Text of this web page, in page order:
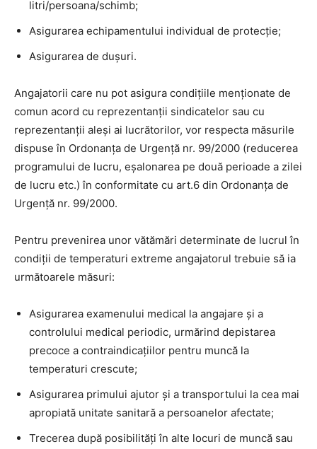
litri/persoana/schimb;
Asigurarea echipamentului individual de protecţie;
Asigurarea de duşuri.
Angajatorii care nu pot asigura condiţiile menţionate de
comun acord cu reprezentanţii sindicatelor sau cu
reprezentanţii aleşi ai lucrătorilor, vor respecta măsurile
dispuse în Ordonanţa de Urgenţă nr. 99/2000 (reducerea
programului de lucru, eşalonarea pe două perioade a zilei
de lucru etc.) în conformitate cu art.6 din Ordonanţa de
Urgenţă nr. 99/2000.
Pentru prevenirea unor vătămări determinate de lucrul în
condiţii de temperaturi extreme angajatorul trebuie să ia
următoarele măsuri:
Asigurarea examenului medical la angajare şi a
controlului medical periodic, urmărind depistarea
precoce a contraindicaţiilor pentru muncă la
temperaturi crescute;
Asigurarea primului ajutor şi a transportului la cea mai
apropiată unitate sanitară a persoanelor afectate;
Trecerea după posibilităţi în alte locuri de muncă sau